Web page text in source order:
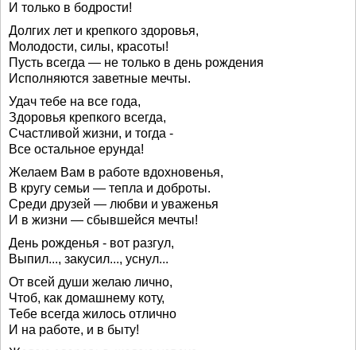
И только в бодрости!
Долгих лет и крепкого здоровья,
Молодости, силы, красоты!
Пусть всегда — не только в день рождения
Исполняются заветные мечты.
Удач тебе на все года,
Здоровья крепкого всегда,
Счастливой жизни, и тогда -
Все остальное ерунда!
Желаем Вам в работе вдохновенья,
В кругу семьи — тепла и доброты.
Среди друзей — любви и уваженья
И в жизни — сбывшейся мечты!
День рожденья - вот разгул,
Выпил..., закусил..., уснул...
От всей души желаю лично,
Чтоб, как домашнему коту,
Тебе всегда жилось отлично
И на работе, и в быту!